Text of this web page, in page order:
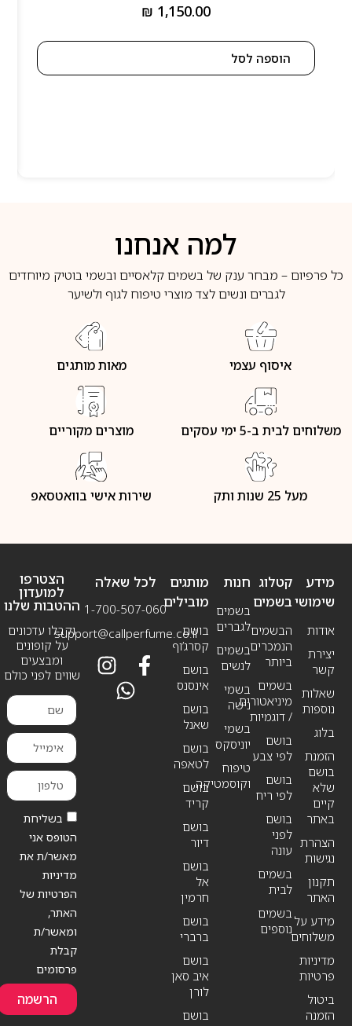
₪ 1,150.00
הוספה לסל
למה אנחנו
כל פרפיום – מבחר ענק של בשמים קלאסיים ובשמי בוטיק מיוחדים
לגברים ונשים לצד מוצרי טיפוח לגוף ולשיער
איסוף עצמי מאות מותגים
משלוחים לבית ב-5 ימי עסקים מוצרים מקוריים
מעל 25 שנות ותק שירות אישי בוואטסאפ
מידע
שימושי
אודות
יצירת
קשר
שאלות
נוספות
בלוג
הזמנת
בושם
שלא
קיים
באתר
הצהרת
נגישות
תקנון
האתר
מידע על
משלוחים
מדיניות
פרטיות
ביטול
הזמנה
חנות
בשמים
לגברים
בשמים
לנשים
בשמי
נישה
בשמי
יוניסקס
טיפוח
וקוסמטיקה
קטלוג
בשמים
הבשמים
הנמכרים
ביותר
בשמים
מיניאטורים
/ דוגמיות
בושם
לפי צבע
בושם
לפי ריח
בושם
לפני
עונה
בשמים
לבית
בשמים
נוספים
מותגים
מובילים
בושם
קסרג’וף
בושם
אינסנס
בושם
שאנל
בושם
לטאפה
בושם
קריד
בושם
דיור
בושם
אל
חרמין
בושם
ברברי
בושם
איב סאן
לורן
בושם
לכל שאלה
1-700-507-060
support@callperfume.co.il
הצטרפו
למועדון
ההטבות שלנו
וקבלו עדכונים
על קופונים
ומבצעים
שווים לפני כולם
בשליחת
הטופס אני
מאשר/ת את
מדיניות
הפרטיות של
האתר,
ומאשר/ת
קבלת
פרסומים
הרשמה